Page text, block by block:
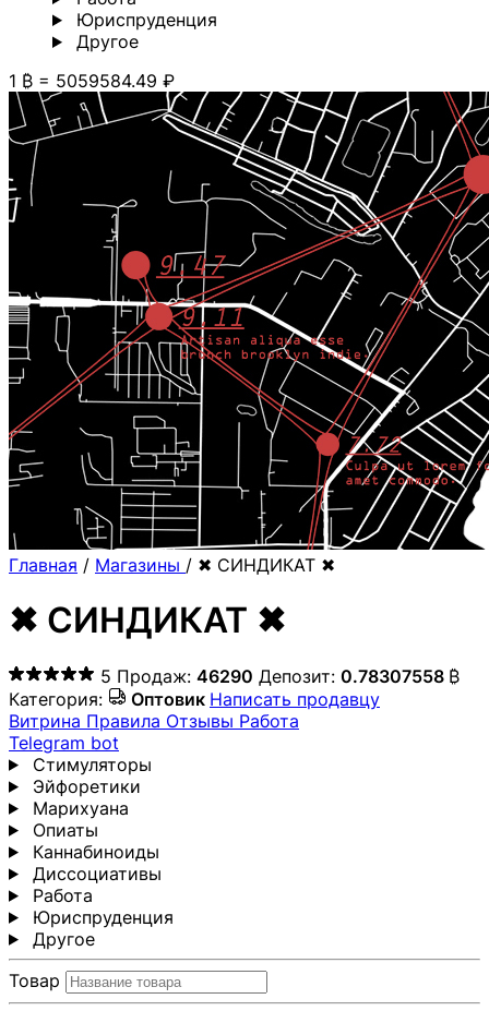
Юриспруденция
Другoе
1 ₿ = 5059584.49 ₽
Главная / Магазины / ✖ СИНДИКАТ ✖
✖ СИНДИКАТ ✖
5 Продаж: 46290 Депозит: 0.78307558 ₿
Категория:
Оптовик Написать продавцу
Витрина Правила Отзывы Работа
Telegram bot
Стимуляторы
Эйфоретики
Марихуана
Опиаты
Каннабиноиды
Диссоциативы
Работа
Юриспруденция
Другoе
Товар